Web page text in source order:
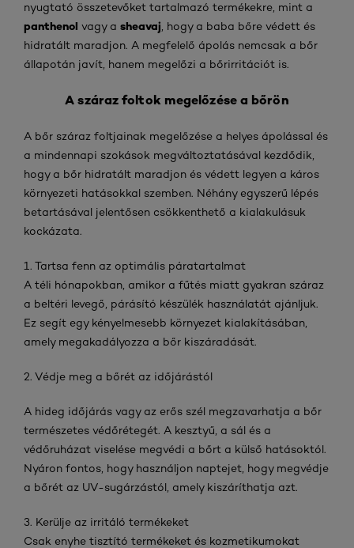
nyugtató összetevőket tartalmazó termékekre, mint a
panthenol vagy a sheavaj , hogy a baba bőre védett és
hidratált maradjon. A megfelelő ápolás nemcsak a bőr
állapotán javít, hanem megelőzi a bőrirritációt is.
A száraz foltok megelőzése a bőrön
A bőr száraz foltjainak megelőzése a helyes ápolással és
a mindennapi szokások megváltoztatásával kezdődik,
hogy a bőr hidratált maradjon és védett legyen a káros
környezeti hatásokkal szemben. Néhány egyszerű lépés
betartásával jelentősen csökkenthető a kialakulásuk
kockázata.
1. Tartsa fenn az optimális páratartalmat
A téli hónapokban, amikor a fűtés miatt gyakran száraz
a beltéri levegő, párásító készülék használatát ajánljuk.
Ez segít egy kényelmesebb környezet kialakításában,
amely megakadályozza a bőr kiszáradását.
2. Védje meg a bőrét az időjárástól
A hideg időjárás vagy az erős szél megzavarhatja a bőr
természetes védőrétegét. A kesztyű, a sál és a
védőruházat viselése megvédi a bőrt a külső hatásoktól.
Nyáron fontos, hogy használjon naptejet, hogy megvédje
a bőrét az UV-sugárzástól, amely kiszáríthatja azt.
3. Kerülje az irritáló termékeket
Csak enyhe tisztító termékeket és kozmetikumokat